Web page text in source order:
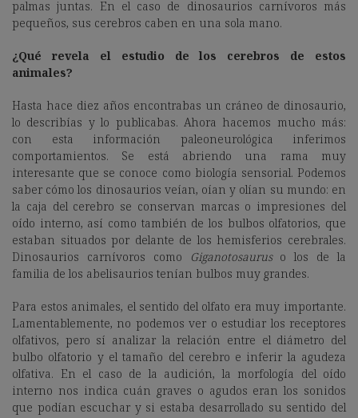
palmas juntas. En el caso de dinosaurios carnívoros más
pequeños, sus cerebros caben en una sola mano.
¿Qué revela el estudio de los cerebros de estos
animales?
Hasta hace diez años encontrabas un cráneo de dinosaurio,
lo describías y lo publicabas. Ahora hacemos mucho más:
con esta información paleoneurológica inferimos
comportamientos. Se está abriendo una rama muy
interesante que se conoce como biología sensorial. Podemos
saber cómo los dinosaurios veían, oían y olían su mundo: en
la caja del cerebro se conservan marcas o impresiones del
oído interno, así como también de los bulbos olfatorios, que
estaban situados por delante de los hemisferios cerebrales.
Dinosaurios carnívoros como
Giganotosaurus o los de la
familia de los abelisaurios tenían bulbos muy grandes.
Para estos animales, el sentido del olfato era muy importante.
Lamentablemente, no podemos ver o estudiar los receptores
olfativos, pero sí analizar la relación entre el diámetro del
bulbo olfatorio y el tamaño del cerebro e inferir la agudeza
olfativa. En el caso de la audición, la morfología del oído
interno nos indica cuán graves o agudos eran los sonidos
que podían escuchar y si estaba desarrollado su sentido del